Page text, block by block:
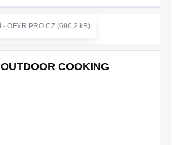
- OFYR PRO CZ (696.2 kB)
COOKING